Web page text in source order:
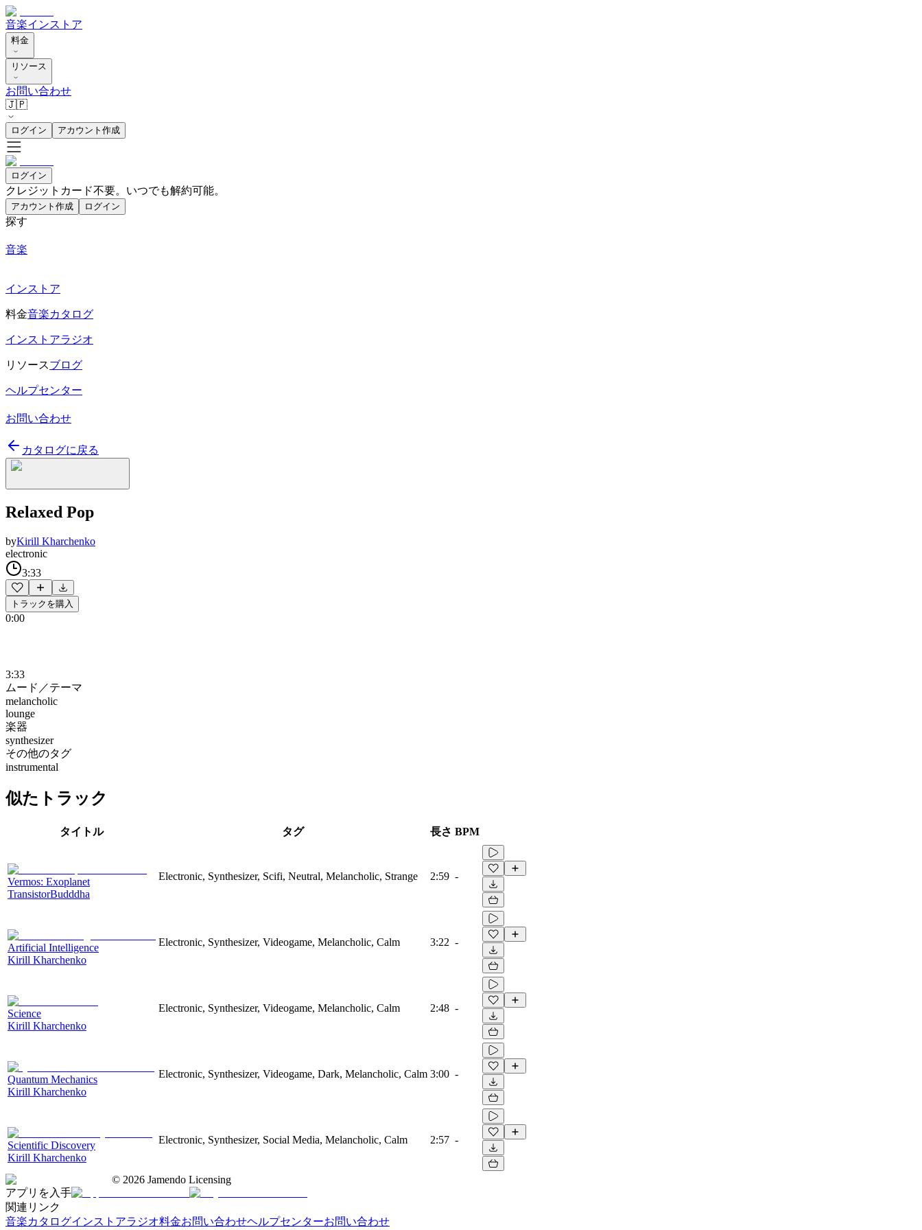
音楽インストア
料金
リソース
お問い合わせ
🇯🇵
ログイン アカウント作成
ログイン
クレジットカード不要。いつでも解約可能。
アカウント作成 ログイン
探す
音楽
インストア
料金音楽カタログ
インストアラジオ
リソースブログ
ヘルプセンター
お問い合わせ
カタログに戻る
Relaxed Pop
byKirill Kharchenko
electronic
3:33
トラックを購入
0:00
3:33
ムード／テーマ
melancholic
lounge
楽器
synthesizer
その他のタグ
instrumental
似たトラック
タイトル タグ 長さ BPM
Vermos: Exoplanet
TransistorBudddha
Electronic, Synthesizer, Scifi, Neutral, Melancholic, Strange 2:59 -
Artificial Intelligence
Kirill Kharchenko
Electronic, Synthesizer, Videogame, Melancholic, Calm 3:22 -
Science
Kirill Kharchenko
Electronic, Synthesizer, Videogame, Melancholic, Calm 2:48 -
Quantum Mechanics
Kirill Kharchenko
Electronic, Synthesizer, Videogame, Dark, Melancholic, Calm 3:00 -
Scientific Discovery
Kirill Kharchenko
Electronic, Synthesizer, Social Media, Melancholic, Calm 2:57 -
© 2026 Jamendo Licensing
アプリを入手
関連リンク
音楽カタログインストアラジオ料金お問い合わせヘルプセンターお問い合わせ